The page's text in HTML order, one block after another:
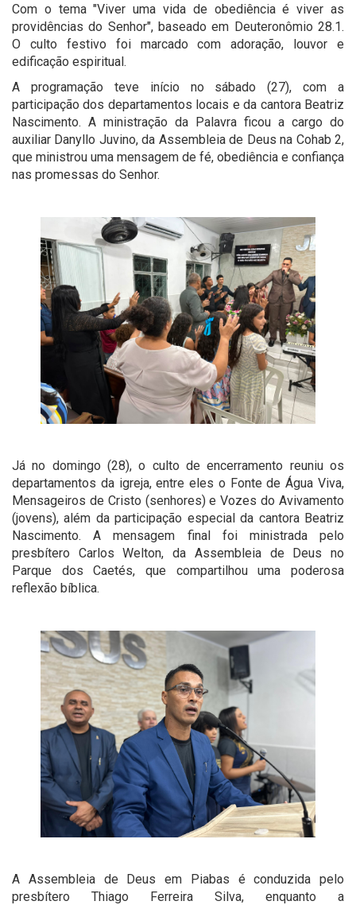
Com o tema "Viver uma vida de obediência é viver as
providências do Senhor", baseado em Deuteronômio 28.1.
O culto festivo foi marcado com adoração, louvor e
edificação espiritual.
A programação teve início no sábado (27), com a
participação dos departamentos locais e da cantora Beatriz
Nascimento. A ministração da Palavra ficou a cargo do
auxiliar Danyllo Juvino, da Assembleia de Deus na Cohab 2,
que ministrou uma mensagem de fé, obediência e confiança
nas promessas do Senhor.
Já no domingo (28), o culto de encerramento reuniu os
departamentos da igreja, entre eles o Fonte de Água Viva,
Mensageiros de Cristo (senhores) e Vozes do Avivamento
(jovens), além da participação especial da cantora Beatriz
Nascimento. A mensagem final foi ministrada pelo
presbítero Carlos Welton, da Assembleia de Deus no
Parque dos Caetés, que compartilhou uma poderosa
reflexão bíblica.
A Assembleia de Deus em Piabas é conduzida pelo
presbítero Thiago Ferreira Silva, enquanto a